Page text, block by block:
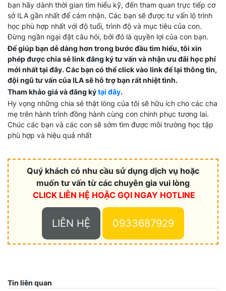
bạn hãy dành thời gian tìm hiểu kỹ, đến tham quan trực tiếp cơ
sở ILA gần nhất để cảm nhận. Các bạn sẽ được tư vấn lộ trình
học phù hợp nhất với độ tuổi, trình độ và mục tiêu của con.
Đừng ngần ngại đặt câu hỏi, bởi đó là quyền lợi của con bạn.
Để giúp bạn dễ dàng hơn trong bước đầu tìm hiểu, tôi xin
phép được chia sẻ link đăng ký tư vấn và nhận ưu đãi học phí
mới nhất tại đây. Các bạn có thể click vào link để lại thông tin,
đội ngũ tư vấn của ILA sẽ hỗ trợ bạn rất nhiệt tình.
Tham khảo giá và đăng kýtại đây.
Hy vọng những chia sẻ thật lòng của tôi sẽ hữu ích cho các cha
mẹ trên hành trình đồng hành cùng con chinh phục tương lai.
Chúc các bạn và các con sẽ sớm tìm được môi trường học tập
phù hợp và hiệu quả nhất
Quý khách có nhu cầu sử dụng dịch vụ hoặc
muốn tư vấn từ các chuyên gia vui lòng
CLICK LIÊN HỆ HOẶC GỌI NGAY HOTLINE
LIÊN HỆ 0933687929
Tin liên quan